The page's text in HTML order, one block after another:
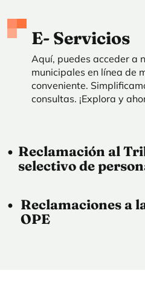
E- Servicios
Aquí, puedes acceder a
municipales en línea de
conveniente.
consultas. ¡Explora y
Reclamación al
selectivo de
Reclamaciones a
OPE